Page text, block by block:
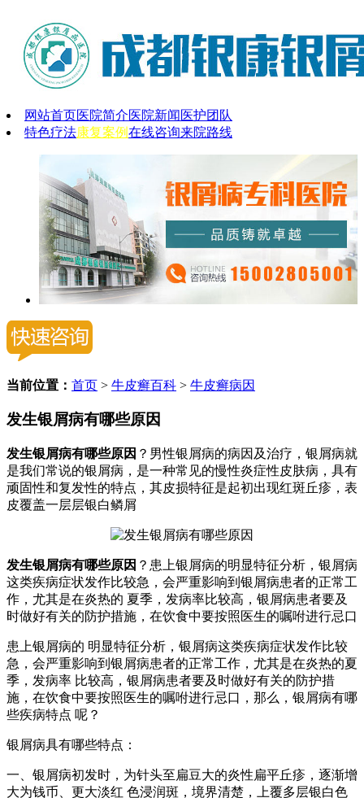
网站首页医院简介医院新闻 医护团队
特色疗法康复案例在线咨询来院路线
当前位置： 首页 > 牛皮癣百科 > 牛皮癣病因
发生银屑病有哪些原因
发生银屑病有哪些原因 ？男性银屑病的病因及治疗，银屑病就
是我们常说的银屑病，是一种常见的慢性炎症性皮肤病，具有
顽固性和复发性的特点，其皮损特征是起初出现红斑丘疹，表
皮覆盖一层层银白鳞屑
发生银屑病有哪些原因 ？患上银屑病的明显特征分析，银屑病
这类疾病症状发作比较急，会严重影响到银屑病患者的正常工
作，尤其是在炎热的 夏季，发病率比较高，银屑病患者要及
时做好有关的防护措施，在饮食中要按照医生的嘱咐进行忌口
患上银屑病的 明显特征分析，银屑病这类疾病症状发作比较
急，会严重影响到银屑病患者的正常工作，尤其是在炎热的夏
季，发病率 比较高，银屑病患者要及时做好有关的防护措
施，在饮食中要按照医生的嘱咐进行忌口，那么，银屑病有哪
些疾病特点 呢？
银屑病具有哪些特点：
一、银屑病初发时，为针头至扁豆大的炎性扁平丘疹，逐渐增
大为钱币、更大淡红 色浸润斑，境界清楚，上覆多层银白色